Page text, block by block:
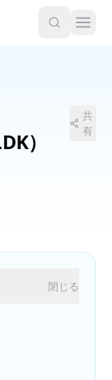
）
共
有
閉じる